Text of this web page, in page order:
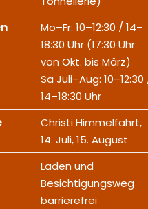
Mo–Fr: 10–12:30 / 14–
18:30 Uhr (17:30 Uhr
von Okt. bis März)
Sa Juli–Aug: 10–12:30
14–18:30 Uhr
Christi Himmelfahrt,
14. Juli, 15. August
Laden und
Besichtigungsweg
barrierefrei